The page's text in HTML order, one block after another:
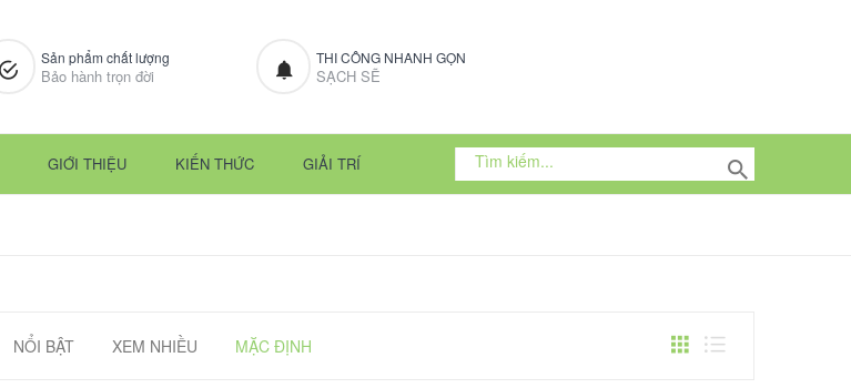
Sản phẩm chất lượng
Bảo hành trọn đời
THI CÔNG NHANH GỌN
SẠCH SẼ
GIỚI THIỆU KIẾN THỨC GIẢI TRÍ
NỔI BẬT XEM NHIỀU MẶC ĐỊNH